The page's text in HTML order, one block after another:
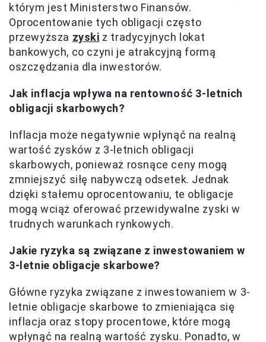
którym jest Ministerstwo Finansów.
Oprocentowanie tych obligacji często
przewyższa zyski z tradycyjnych lokat
bankowych, co czyni je atrakcyjną formą
oszczędzania dla inwestorów.
Jak inflacja wpływa na rentowność 3-letnich
obligacji skarbowych?
Inflacja może negatywnie wpłynąć na realną
wartość zysków z 3-letnich obligacji
skarbowych, ponieważ rosnące ceny mogą
zmniejszyć siłę nabywczą odsetek. Jednak
dzięki stałemu oprocentowaniu, te obligacje
mogą wciąż oferować przewidywalne zyski w
trudnych warunkach rynkowych.
Jakie ryzyka są związane z inwestowaniem w
3-letnie obligacje skarbowe?
Główne ryzyka związane z inwestowaniem w 3-
letnie obligacje skarbowe to zmieniająca się
inflacja oraz stopy procentowe, które mogą
wpłynąć na realną wartość zysku. Ponadto, w